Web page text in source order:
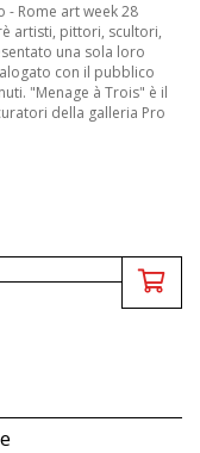
- Rome art week 28
artisti, pittori, scultori,
una sola loro
con il pubblico
"Menage à Trois" è il
della galleria Pro